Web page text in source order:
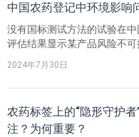
中国农药登记中环境影响
没有国标测试方法的试验在
评估结果显示某产品风险不
过？相似制剂登记可以减免哪
2024年7月30日
农药标签上的“隐形守护
注？为何重要？